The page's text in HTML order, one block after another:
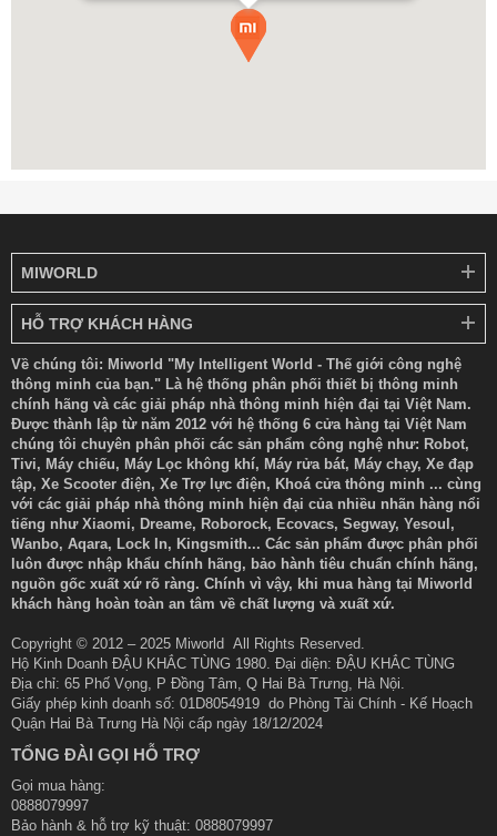
MIWORLD
HỖ TRỢ KHÁCH HÀNG
Về chúng tôi: Miworld "My Intelligent World - Thế giới công nghệ
thông minh của bạn." Là hệ thống phân phối thiết bị thông minh
chính hãng và các giải pháp nhà thông minh hiện đại tại Việt Nam.
Được thành lập từ năm 2012 với hệ thống 6 cửa hàng tại Việt Nam
chúng tôi chuyên phân phối các sản phẩm công nghệ như: Robot,
Tivi, Máy chiếu, Máy Lọc không khí, Máy rửa bát, Máy chạy, Xe đạp
tập, Xe Scooter điện, Xe Trợ lực điện, Khoá cửa thông minh ... cùng
với các giải pháp nhà thông minh hiện đại của nhiều nhãn hàng nổi
tiếng như Xiaomi, Dreame, Roborock, Ecovacs, Segway, Yesoul,
Wanbo, Aqara, Lock In, Kingsmith... Các sản phẩm được phân phối
luôn được nhập khẩu chính hãng, bảo hành tiêu chuẩn chính hãng,
nguồn gốc xuất xứ rõ ràng. Chính vì vậy, khi mua hàng tại Miworld
khách hàng hoàn toàn an tâm về chất lượng và xuất xứ.
Copyright © 2012 – 2025 Miworld All Rights Reserved.
Hộ Kinh Doanh ĐẬU KHẮC TÙNG 1980. Đại diện: ĐẬU KHẮC TÙNG
Địa chỉ: 65 Phố Vọng, P Đồng Tâm, Q Hai Bà Trưng, Hà Nội.
Giấy phép kinh doanh số: 01D8054919 do Phòng Tài Chính - Kế Hoạch
Quận Hai Bà Trưng Hà Nội cấp ngày 18/12/2024
TỔNG ĐÀI GỌI HỖ TRỢ
Gọi mua hàng:
0888079997
Bảo hành & hỗ trợ kỹ thuật: 0888079997